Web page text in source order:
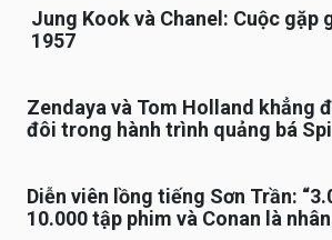
Jung Kook và Chanel: Cuộc gặp
1957
Zendaya và Tom Holland khẳng
đôi trong hành trình quảng bá
Diễn viên lồng tiếng Sơn Trần:
10.000 tập phim và Conan là